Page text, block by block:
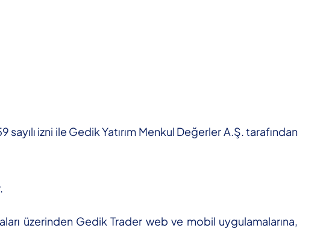
izni ile Gedik Yatırım Menkul Değerler A.Ş. tarafından
üzerinden Gedik Trader web ve mobil uygulamalarına,